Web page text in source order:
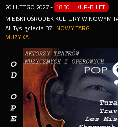
20 LUTEGO 2027 - 18:30 | KUP-BILET
MIEJSKI OŚRODEK KULTURY W NOWYM
Al. Tysiąclecia 37
NOWY TARG
MUZYKA